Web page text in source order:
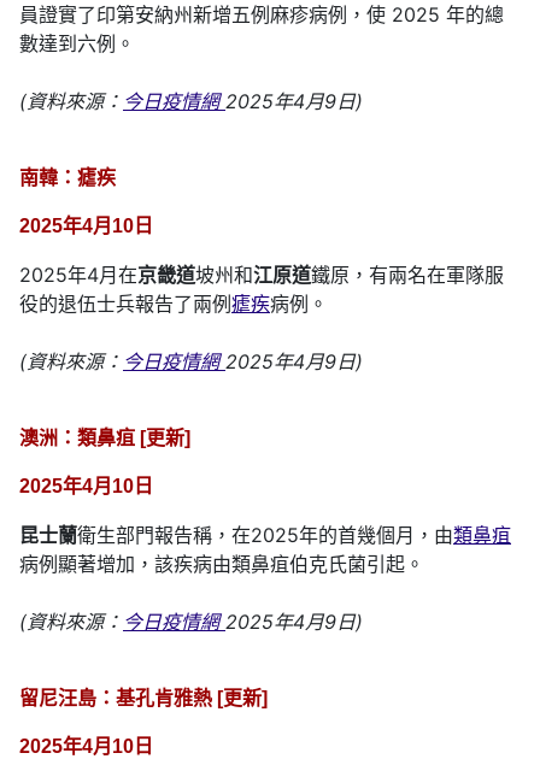
員證實了印第安納州新增五例麻疹病例，使 2025 年的總
數達到六例。
(資料來源： 今日疫情網2025年4月9日)
南韓：瘧疾
2025年4月10日
2025年4月在京畿道坡州和江原道鐵原，有兩名在軍隊服
役的退伍士兵報告了兩例 瘧疾病例。
(資料來源： 今日疫情網2025年4月9日)
澳洲：類鼻疽 [更新]
2025年4月10日
昆士蘭衛生部門報告稱，在2025年的首幾個月，由類鼻疽
病例顯著增加，該疾病由類鼻疽伯克氏菌引起。
(資料來源： 今日疫情網2025年4月9日)
留尼汪島：基孔肯雅熱 [更新]
2025年4月10日